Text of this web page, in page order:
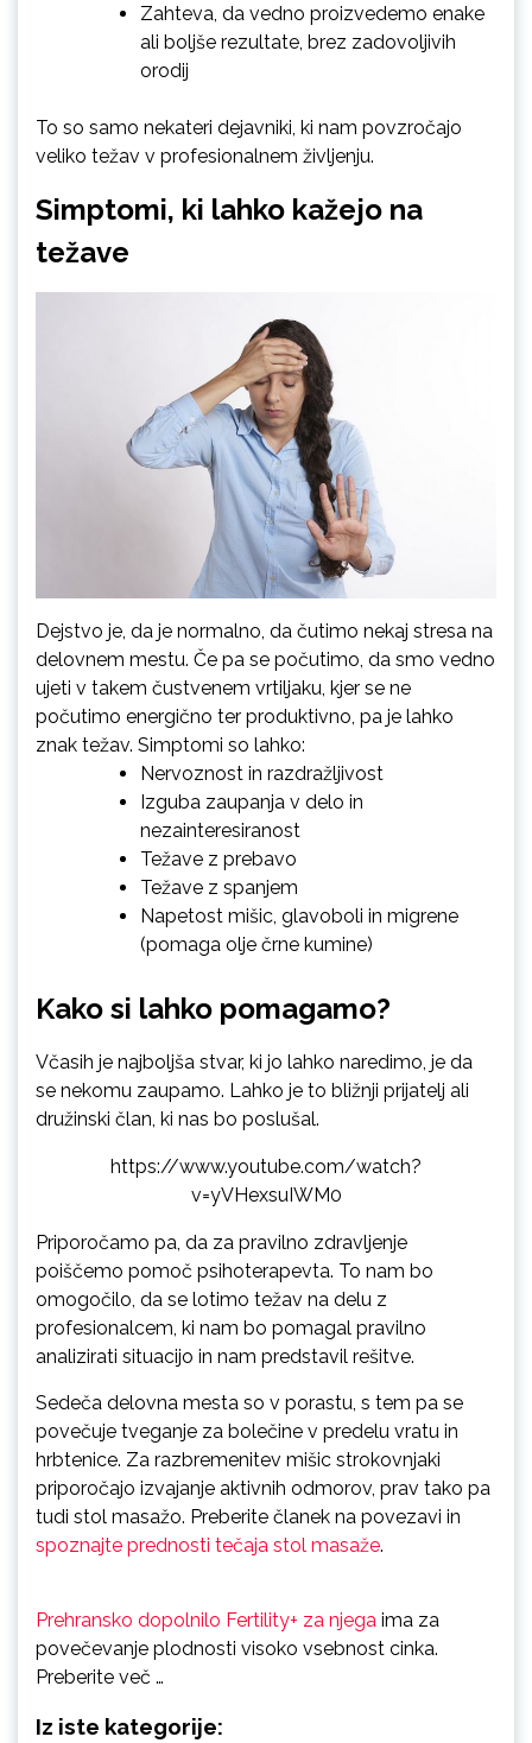
Zahteva, da vedno proizvedemo enake
ali boljše rezultate, brez zadovoljivih
orodij
To so samo nekateri dejavniki, ki nam povzročajo
veliko težav v profesionalnem življenju.
Simptomi, ki lahko kažejo na
težave
Dejstvo je, da je normalno, da čutimo nekaj stresa na
delovnem mestu. Če pa se počutimo, da smo vedno
ujeti v takem čustvenem vrtiljaku, kjer se ne
počutimo energično ter produktivno, pa je lahko
znak težav. Simptomi so lahko:
Nervoznost in razdražljivost
Izguba zaupanja v delo in
nezainteresiranost
Težave z prebavo
Težave z spanjem
Napetost mišic, glavoboli in migrene
(pomaga olje črne kumine)
Kako si lahko pomagamo?
Včasih je najboljša stvar, ki jo lahko naredimo, je da
se nekomu zaupamo. Lahko je to bližnji prijatelj ali
družinski član, ki nas bo poslušal.
https://www.youtube.com/watch?
v=yVHexsuIWM0
Priporočamo pa, da za pravilno zdravljenje
poiščemo pomoč psihoterapevta. To nam bo
omogočilo, da se lotimo težav na delu z
profesionalcem, ki nam bo pomagal pravilno
analizirati situacijo in nam predstavil rešitve.
Sedeča delovna mesta so v porastu, s tem pa se
povečuje tveganje za bolečine v predelu vratu in
hrbtenice. Za razbremenitev mišic strokovnjaki
priporočajo izvajanje aktivnih odmorov, prav tako pa
tudi stol masažo. Preberite članek na povezavi in
spoznajte prednosti tečaja stol masaže.
Prehransko dopolnilo Fertility+ za njega ima za
povečevanje plodnosti visoko vsebnost cinka.
Preberite več …
Iz iste kategorije: